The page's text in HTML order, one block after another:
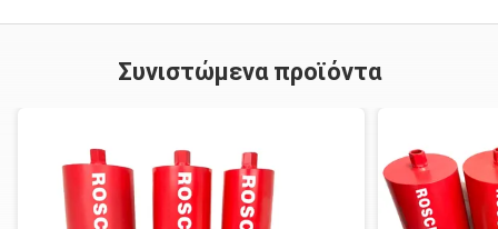
Συνιστώμενα προϊόντα